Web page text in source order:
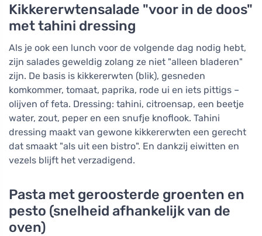
Kikkererwtensalade "voor in de doos"
met tahini dressing
Als je ook een lunch voor de volgende dag nodig hebt,
zijn salades geweldig zolang ze niet "alleen bladeren"
zijn. De basis is kikkererwten (blik), gesneden
komkommer, tomaat, paprika, rode ui en iets pittigs –
olijven of feta. Dressing: tahini, citroensap, een beetje
water, zout, peper en een snufje knoflook. Tahini
dressing maakt van gewone kikkererwten een gerecht
dat smaakt "als uit een bistro". En dankzij eiwitten en
vezels blijft het verzadigend.
Pasta met geroosterde groenten en
pesto (snelheid afhankelijk van de
oven)